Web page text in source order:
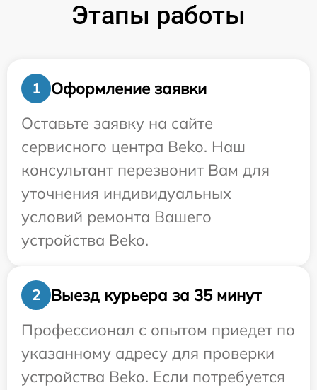
Этапы работы
1
Оформление заявки
Оставьте заявку на сайте
сервисного центра Beko. Наш
консультант перезвонит Вам для
уточнения индивидуальных
условий ремонта Вашего
устройства Beko.
2
Выезд курьера за 35 минут
Профессионал с опытом приедет по
указанному адресу для проверки
устройства Beko. Если потребуется